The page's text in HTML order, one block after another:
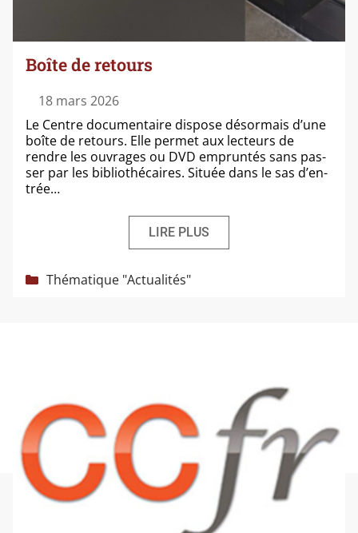
Boîte de retours
18 mars 2026
Le Centre docu­men­taire dis­pose désor­mais d’une
boîte de retours. Elle per­met aux lec­teurs de
rendre les ouvrages ou DVD emprun­tés sans pas­
ser par les biblio­thé­caires. Située dans le sas d’en­
trée…
LIRE PLUS
Catégories
Thématique "Actualités"